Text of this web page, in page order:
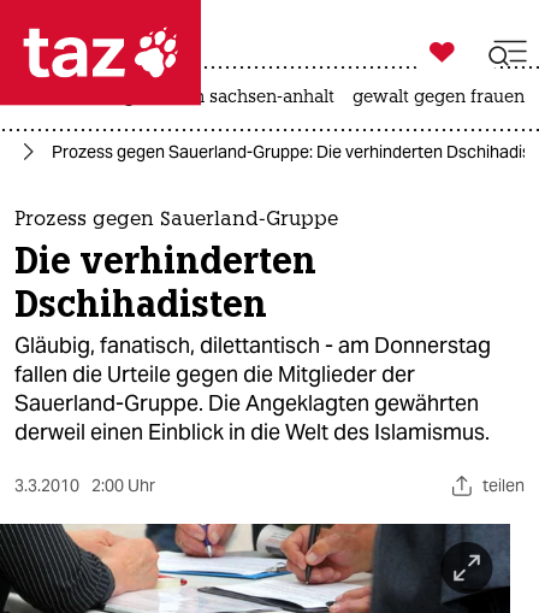
 taz zahl ich
taz zahl ich
themen
politik
öko
gesellschaft
kultur
sport
berlin
nord

taz zahl ich
landtagswahl in sachsen-anhalt gewalt gegen frauen
Prozess gegen Sauerland-Gruppe: Die verhinderten
Prozess gegen Sauerland-Gruppe
Die verhinderten
Dschihadisten
Gläubig, fanatisch, dilettantisch - am Donnerstag
fallen die Urteile gegen die Mitglieder der
Sauerland-Gruppe. Die Angeklagten gewährten
derweil einen Einblick in die Welt des Islamismus.
3.3.2010 2:00 Uhr teilen